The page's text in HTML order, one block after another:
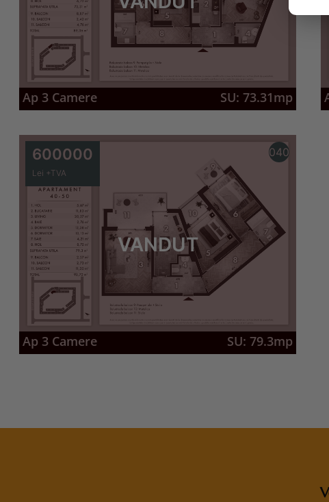
Ap 3 Camere SU: 73.31mp
Ap 3 Camere SU: 79.3mp
600000
Lei +TVA
040
VANDUT